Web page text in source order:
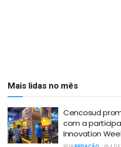
Mais lidas no mês
Cencosud
com a
Innovation